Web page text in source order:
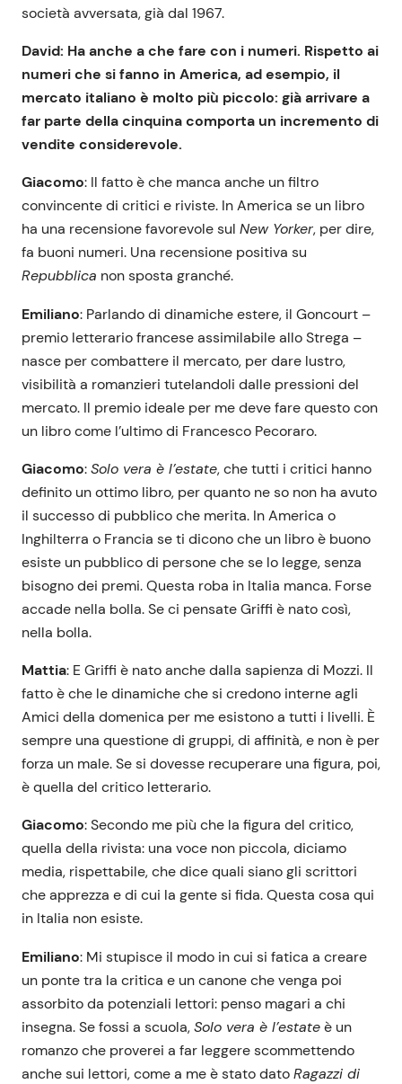
società avversata, già dal 1967.
David: Ha anche a che fare con i numeri. Rispetto ai
numeri che si fanno in America, ad esempio, il
mercato italiano è molto più piccolo: già arrivare a
far parte della cinquina comporta un incremento di
vendite considerevole.
Giacomo: Il fatto è che manca anche un filtro
convincente di critici e riviste. In America se un libro
ha una recensione favorevole sul New Yorker, per dire,
fa buoni numeri. Una recensione positiva su
Repubblica non sposta granché.
Emiliano: Parlando di dinamiche estere, il Goncourt –
premio letterario francese assimilabile allo Strega –
nasce per combattere il mercato, per dare lustro,
visibilità a romanzieri tutelandoli dalle pressioni del
mercato. Il premio ideale per me deve fare questo con
un libro come l’ultimo di Francesco Pecoraro.
Giacomo:Solo vera è l’estate, che tutti i critici hanno
definito un ottimo libro, per quanto ne so non ha avuto
il successo di pubblico che merita. In America o
Inghilterra o Francia se ti dicono che un libro è buono
esiste un pubblico di persone che se lo legge, senza
bisogno dei premi. Questa roba in Italia manca. Forse
accade nella bolla. Se ci pensate Griffi è nato così,
nella bolla.
Mattia: E Griffi è nato anche dalla sapienza di Mozzi. Il
fatto è che le dinamiche che si credono interne agli
Amici della domenica per me esistono a tutti i livelli. È
sempre una questione di gruppi, di affinità, e non è per
forza un male. Se si dovesse recuperare una figura, poi,
è quella del critico letterario.
Giacomo: Secondo me più che la figura del critico,
quella della rivista: una voce non piccola, diciamo
media, rispettabile, che dice quali siano gli scrittori
che apprezza e di cui la gente si fida. Questa cosa qui
in Italia non esiste.
Emiliano: Mi stupisce il modo in cui si fatica a creare
un ponte tra la critica e un canone che venga poi
assorbito da potenziali lettori: penso magari a chi
insegna. Se fossi a scuola,Solo vera è l’estateè un
romanzo che proverei a far leggere scommettendo
anche sui lettori, come a me è stato datoRagazzi di